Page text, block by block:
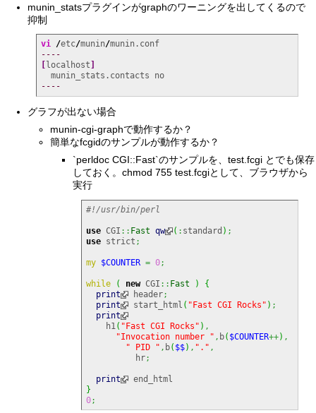
munin_statsプラグインがgraphのワーニングを出してくるので
抑制
vi /etc/munin/
munin.conf
----
localhost
  munin_stats.contacts no
----
グラフが出ない場合
munin-cgi-graphで動作するか？
簡単なfcgidのサンプルが動作するか？
`perldoc CGI::Fast`のサンプルを、test.fcgi とでも保存
しておく。chmod 755 test.fcgiとして、ブラウザから
実行
#!/usr/bin/perl
use CGI :: Fast qw ( : standard ) ;
use strict ;
my $COUNTER = 0;
while ( new CGI :: Fast )
{
print
header;
print
start_html ( "Fast CGI Rocks" ) ;
print
    h1
( "Fast CGI Rocks" ) ,
"Invocation number " , b( $COUNTER++) ,
" PID " , b( $$) , "." ,
          hr
;
print
}
0;